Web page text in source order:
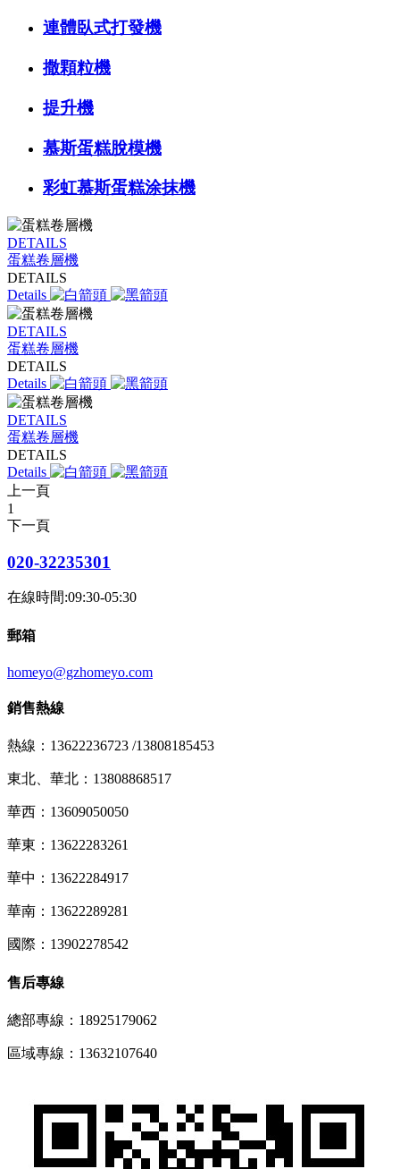
連體臥式打發機
撒顆粒機
提升機
慕斯蛋糕脫模機
彩虹慕斯蛋糕涂抹機
DETAILS
蛋糕卷層機
DETAILS
Details
DETAILS
蛋糕卷層機
DETAILS
Details
DETAILS
蛋糕卷層機
DETAILS
Details
上一頁
1
下一頁
020-32235301
在線時間:09:30-05:30
郵箱
homeyo@gzhomeyo.com
銷售熱線
熱線：13622236723 /13808185453
東北、華北：13808868517
華西：13609050050
華東：13622283261
華中：13622284917
華南：13622289281
國際：13902278542
售后專線
總部專線：18925179062
區域專線：13632107640